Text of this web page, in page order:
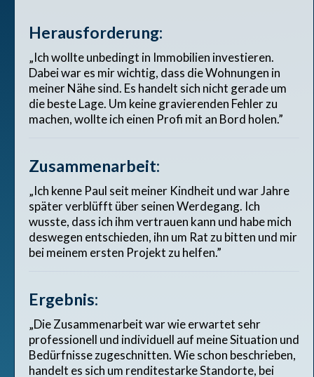
Herausforderung:
„Ich wollte unbedingt in Immobilien investieren.
Dabei war es mir wichtig, dass die Wohnungen in
meiner Nähe sind. Es handelt sich nicht gerade um
die beste Lage. Um keine gravierenden Fehler zu
machen, wollte ich einen Profi mit an Bord holen.”
Zusammenarbeit:
„Ich kenne Paul seit meiner Kindheit und war Jahre
später verblüfft über seinen Werdegang. Ich
wusste, dass ich ihm vertrauen kann und habe mich
deswegen entschieden, ihn um Rat zu bitten und mir
bei meinem ersten Projekt zu helfen.”
Ergebnis:
„Die Zusammenarbeit war wie erwartet sehr
professionell und individuell auf meine Situation und
Bedürfnisse zugeschnitten. Wie schon beschrieben,
handelt es sich um renditestarke Standorte, bei